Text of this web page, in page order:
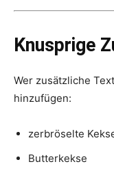
Knusprige
Wer zusätzliche
hinzufügen:
zerbröselte
Butterkekse